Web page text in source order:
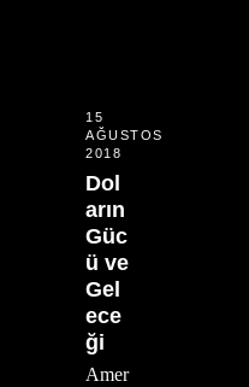
15
AĞUSTOS
2018
Dol
arın
Güc
ü ve
Gel
ece
ği
Amer